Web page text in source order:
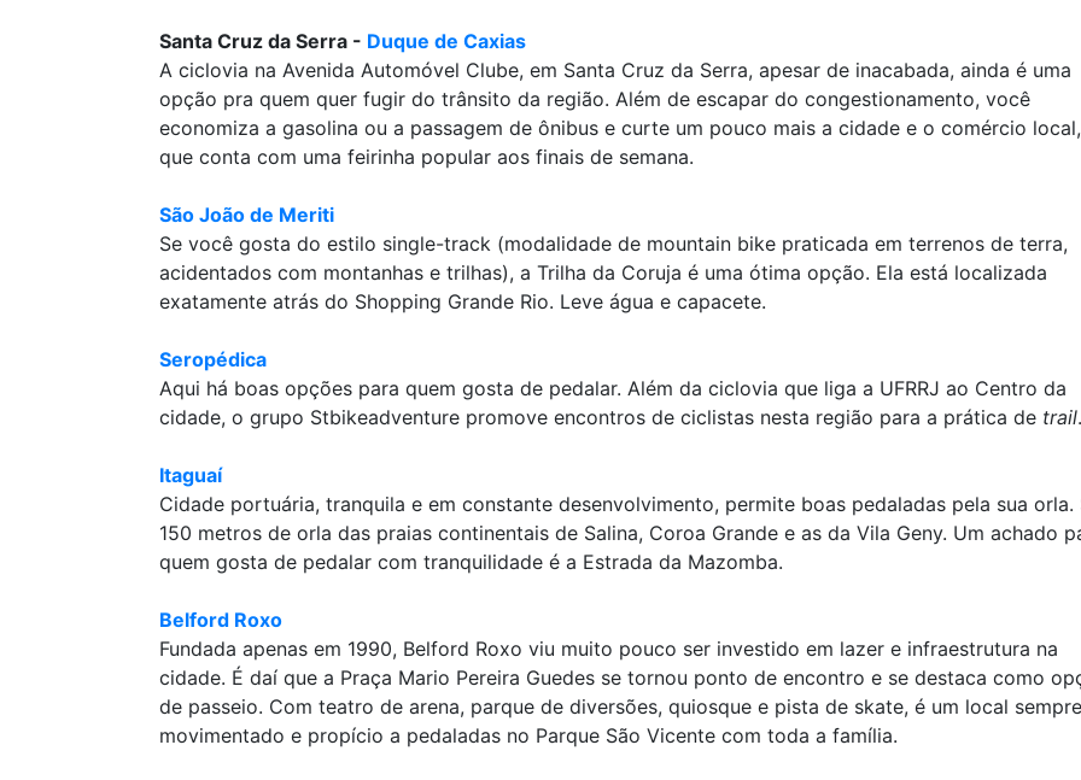
Santa Cruz da Serra - Duque de Caxias
A ciclovia na Avenida Automóvel Clube, em Santa Cruz da Serra, apesar de inacabada, ainda é uma
opção pra quem quer fugir do trânsito da região. Além de escapar do congestionamento, você
economiza a gasolina ou a passagem de ônibus e curte um pouco mais a cidade e o comércio local,
que conta com uma feirinha popular aos finais de semana.
São João de Meriti
Se você gosta do estilo single-track (modalidade de mountain bike praticada em terrenos de terra,
acidentados com montanhas e trilhas), a Trilha da Coruja é uma ótima opção. Ela está localizada
exatamente atrás do Shopping Grande Rio. Leve água e capacete.
Seropédica
Aqui há boas opções para quem gosta de pedalar. Além da ciclovia que liga a UFRRJ ao Centro da
cidade, o grupo Stbikeadventure promove encontros de ciclistas nesta região para a prática de trail.
Itaguaí
Cidade portuária, tranquila e em constante desenvolvimento, permite boas pedaladas pela sua orla.
150 metros de orla das praias continentais de Salina, Coroa Grande e as da Vila Geny. Um achado
quem gosta de pedalar com tranquilidade é a Estrada da Mazomba.
Belford Roxo
Fundada apenas em 1990, Belford Roxo viu muito pouco ser investido em lazer e infraestrutura na
cidade. É daí que a Praça Mario Pereira Guedes se tornou ponto de encontro e se destaca como
de passeio. Com teatro de arena, parque de diversões, quiosque e pista de skate, é um local sempre
movimentado e propício a pedaladas no Parque São Vicente com toda a família.